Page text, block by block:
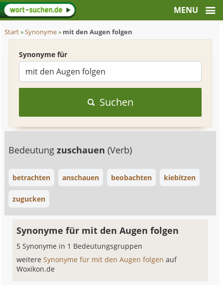
Start»Synonyme» mit den Augen folgen
Synonyme für
Suchen
Bedeutungzuschauen(Verb)
betrachten anschauen beobachten kiebitzen
zugucken
Synonyme für mit den Augen folgen
5 Synonyme in 1 Bedeutungsgruppen
weitereSynonyme für mit den Augen folgenauf
Woxikon.de